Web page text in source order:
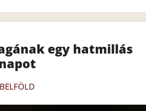
egy hatmillás
BELFÖLD